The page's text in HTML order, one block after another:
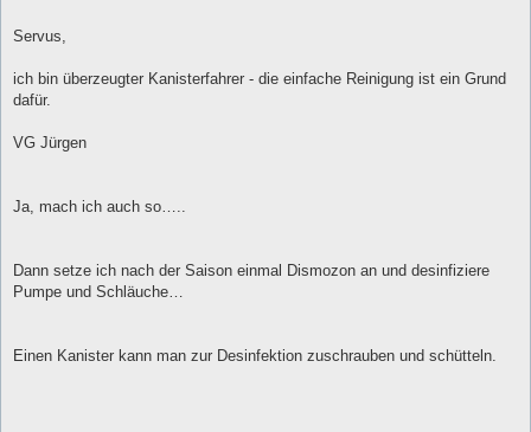
Servus,
ich bin überzeugter Kanisterfahrer - die einfache Reinigung ist ein Grund
dafür.
VG Jürgen
Ja, mach ich auch so…..
Dann setze ich nach der Saison einmal Dismozon an und desinfiziere
Pumpe und Schläuche…
Einen Kanister kann man zur Desinfektion zuschrauben und schütteln.